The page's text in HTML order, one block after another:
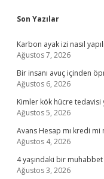
Sidebar
Son Yazılar
Karbon ayak izi nasıl
Ağustos 7, 2026
Bir insanı avuç içinden
Ağustos 6, 2026
Kimler kök hücre tedavisi
Ağustos 5, 2026
Avans Hesap mı kredi mi
Ağustos 4, 2026
4 yaşındaki bir
Ağustos 3, 2026